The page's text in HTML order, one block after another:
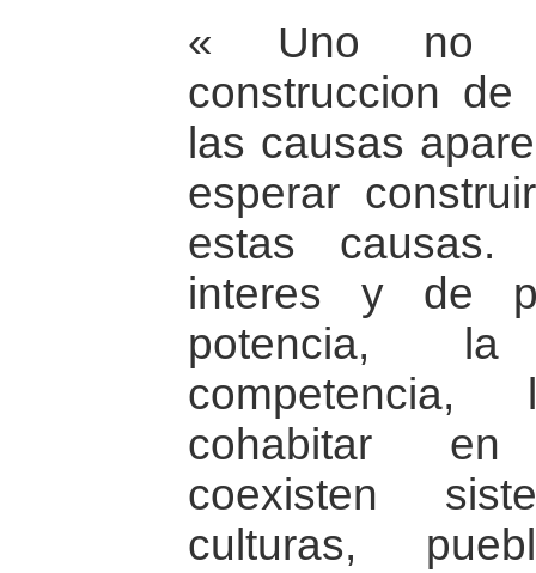
« Uno no
construccion
las causas
esperar
estas causas.
interes y de
potencia,
cohabitar
coexisten
culturas,